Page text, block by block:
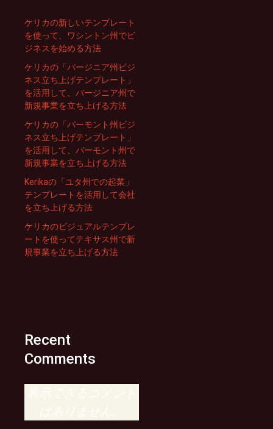
ケリカの新しいテンプレート
を使って、ワシントン州でビ
ジネスを始める方法
ケリカの「バージニア州ビジ
ネス立ち上げテンプレート」
を活用して、バージニア州で
新規事業を立ち上げる方法
ケリカの「バーモント州ビジ
ネス立ち上げテンプレート」
を活用して、バーモント州で
新規事業を立ち上げる方法
Kerikaの「ユタ州での起業」
テンプレートを活用して会社
を立ち上げる方法
ケリカのビジュアルテンプレ
ートを使ってテキサス州で新
規事業を立ち上げる方法
Recent
Comments
表示できるコメント
はありません。